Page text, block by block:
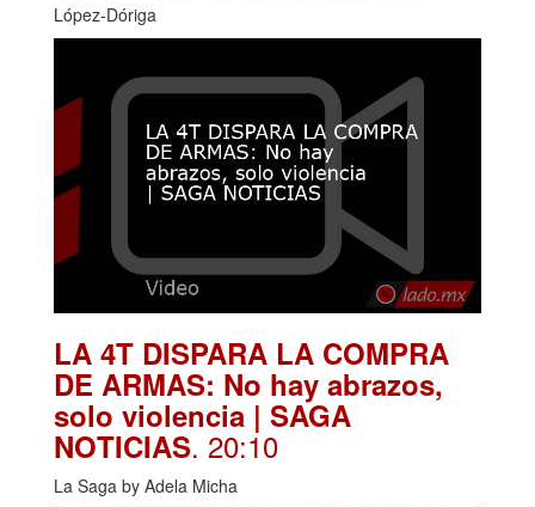
López-Dóriga
LA 4T DISPARA LA COMPRA
DE ARMAS: No hay abrazos,
solo violencia | SAGA
NOTICIAS. 20:10
La Saga by Adela Micha